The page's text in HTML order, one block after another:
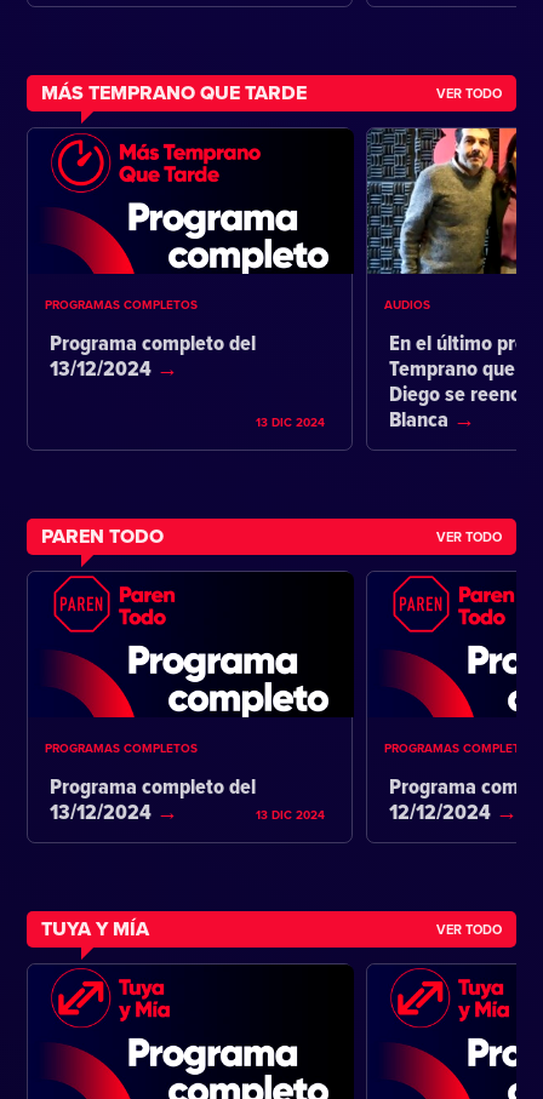
MÁS TEMPRANO QUE TARDE VER TODO
PROGRAMAS COMPLETOS
Programa completo del
13/12/2024
13 DIC 2024
AUDIOS
En el último
Temprano que
Diego se
Blanca
PAREN TODO VER TODO
PROGRAMAS COMPLETOS
Programa completo del
13/12/2024
13 DIC 2024
PROGRAMAS COMPLETOS
Programa
12/12/2024
TUYA Y MÍA VER TODO